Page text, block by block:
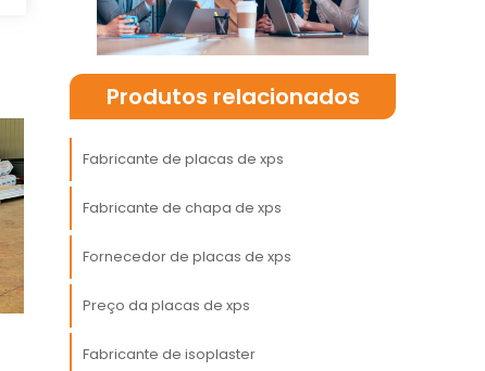
Produtos relacionados
Fabricante de placas de xps
Fabricante de chapa de xps
Fornecedor de placas de xps
Preço da placas de xps
Fabricante de isoplaster